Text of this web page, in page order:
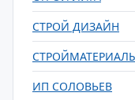
СТРОЙ ДИЗАЙН
ИП СОЛОВЬЕВ